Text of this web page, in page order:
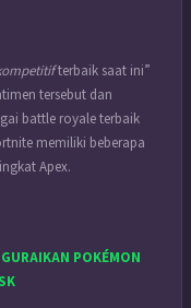
terbaik saat ini”
tersebut dan
battle royale terbaik
memiliki beberapa
Apex.
POKÉMON